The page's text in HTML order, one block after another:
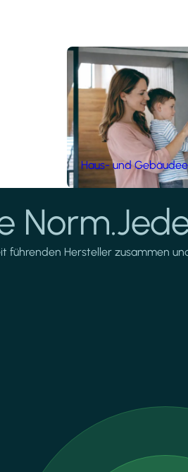
Haus- und
führenden Hersteller zusammen